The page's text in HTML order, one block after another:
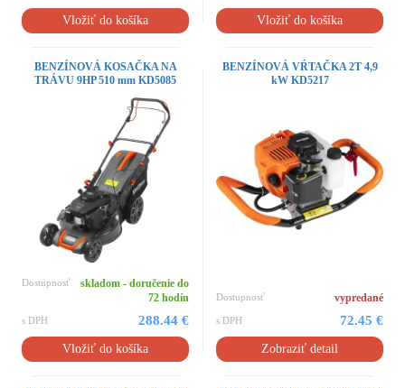
Vložiť do košíka Vložiť do košíka
BENZÍNOVÁ KOSAČKA NA
TRÁVU 9HP 510 mm KD5085
Dostupnosť
skladom - doručenie do
72 hodín
s DPH 288.44 €
Vložiť do košíka
BENZÍNOVÁ VŔTAČKA 2T 4,9
kW KD5217
Dostupnosť vypredané
s DPH 72.45 €
Zobraziť detail